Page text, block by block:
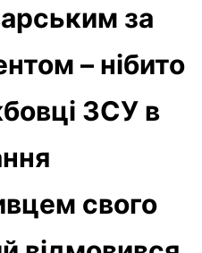
за
– нібито
ЗСУ в
свого